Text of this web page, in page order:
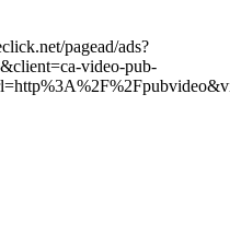
pagead/ads?
video-pub-